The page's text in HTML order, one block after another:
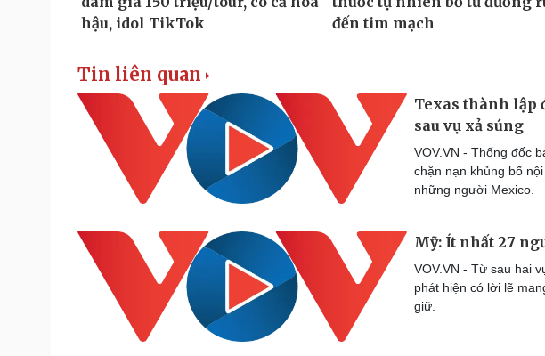
Tin liên quan
Texas thành lập
sau vụ xả súng
VOV.VN - Thống đốc
chặn nạn khủng bố
những người Mexico.
Mỹ: Ít nhất 27
VOV.VN - Từ sau hai
phát hiện có lời lẽ
giữ.